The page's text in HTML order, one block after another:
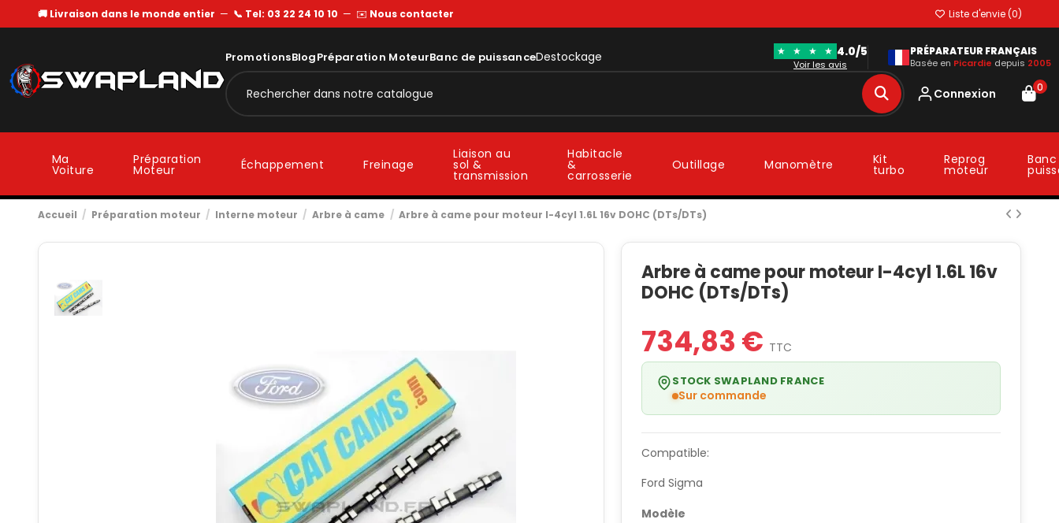
🚚 Livraison dans le monde entier — 📞 Tel: 03 22 24 10 10 — ✉️ Nous contacter Liste d'envie (0)
PromotionsBlogPréparation MoteurBanc de puissanceDestockage ★ ★ ★ ★ 4.0/5
Voir les avis
PRÉPARATEUR FRANÇAIS
Basée en Picardie depuis 2005
Connexion 0
Ma
Voiture
Préparation
Moteur Échappement Freinage
Liaison au
sol &
transmission
Habitacle
&
carrosserie
Outillage Manomètre Kit
turbo
Reprog
moteur
Accueil Préparation moteur Interne moteur Arbre à came Arbre à came pour moteur I-4cyl 1.6L 16v DOHC (DTs/DTs)
Arbre à came pour moteur I-4cyl 1.6L 16v
DOHC (DTs/DTs)
734,83 € TTC
STOCK SWAPLAND FRANCE
Sur commande
Compatible:
Ford Sigma
Modèle